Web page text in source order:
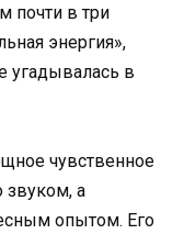
почти в три
энергия»,
угадывалась в
чувственное
звуком, а
опытом. Его